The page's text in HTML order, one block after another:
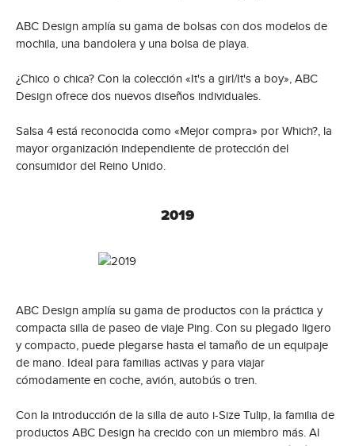
ABC Design amplía su gama de bolsas con dos modelos de
mochila, una bandolera y una bolsa de playa.
¿Chico o chica? Con la colección «It's a girl/It's a boy», ABC
Design ofrece dos nuevos diseños individuales.
Salsa 4 está reconocida como «Mejor compra» por Which?, la
mayor organización independiente de protección del
consumidor del Reino Unido.
2019
ABC Design amplía su gama de productos con la práctica y
compacta silla de paseo de viaje Ping. Con su plegado ligero
y compacto, puede plegarse hasta el tamaño de un equipaje
de mano. Ideal para familias activas y para viajar
cómodamente en coche, avión, autobús o tren.
Con la introducción de la silla de auto i-Size Tulip, la familia de
productos ABC Design ha crecido con un miembro más. Al